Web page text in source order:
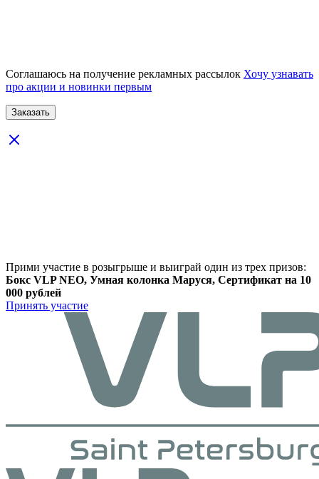
Соглашаюсь на получение рекламных рассылок Хочу узнавать
про акции и новинки первым
Прими участие в розыгрыше и выиграй один из трех призов:
Бокс VLP NEO, Умная колонка Маруся, Сертификат на 10
000 рублей
Принять участие